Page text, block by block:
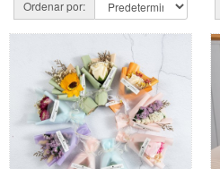
Ordenar por: